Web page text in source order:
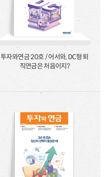
투자와연금 20호 / 어서와, DC형 퇴
직연금은 처음이지?